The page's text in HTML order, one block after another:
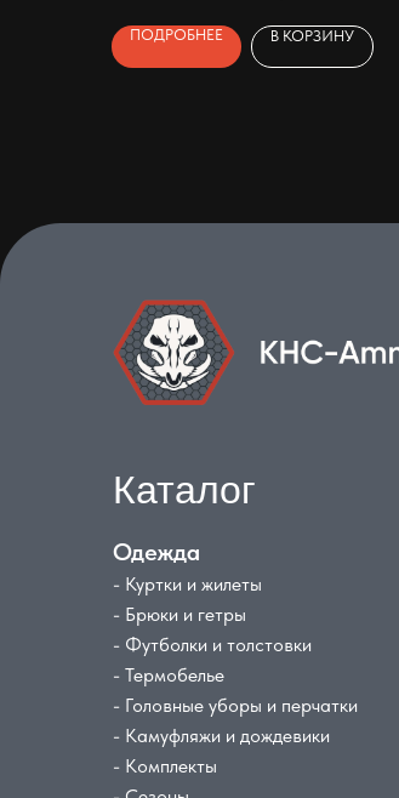
ПОДРОБНЕЕ В КОРЗИНУ
Каталог
Одежда
- Куртки и жилеты
- Брюки и гетры
- Футболки и толстовки
- Термобелье
- Головные уборы и перчатки
- Камуфляжи и дождевики
- Комплекты